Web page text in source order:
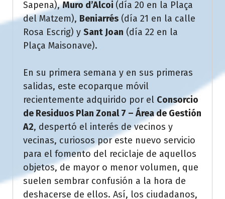
Sapena),Muro d’Alcoi (día 20 en la Plaça
del Matzem), Beniarrés (día 21 en la calle
Rosa Escrig) y Sant Joan (día 22 en la
Plaça Maisonave).
En su primera semana y en sus primeras
salidas, este ecoparque móvil
recientemente adquirido por el Consorcio
de Residuos Plan Zonal 7 – Área de Gestión
A2, despertó el interés de vecinos y
vecinas, curiosos por este nuevo servicio
para el fomento del reciclaje de aquellos
objetos, de mayor o menor volumen, que
suelen sembrar confusión a la hora de
deshacerse de ellos. Así, los ciudadanos,